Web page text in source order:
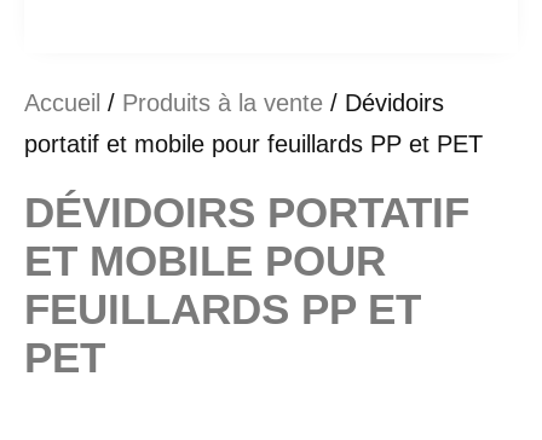
Accueil / Produits à la vente / Dévidoirs
portatif et mobile pour feuillards PP et PET
DÉVIDOIRS PORTATIF
ET MOBILE POUR
FEUILLARDS PP ET
PET